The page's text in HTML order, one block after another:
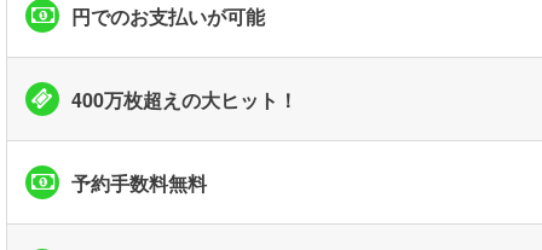
円でのお支払いが可能
400万枚超えの大ヒット！
予約手数料無料